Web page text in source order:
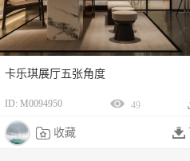
卡乐琪展厅五张角度
ID: M0094950 49
 收藏 